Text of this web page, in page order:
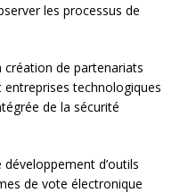
les processus de
création de partenariats
technologiques
de la sécurité
développement d’outils
de vote électronique